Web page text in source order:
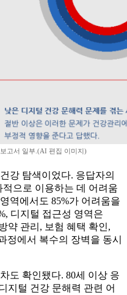
고서 일부.(AI 편집 이미지)
강 탐색이었다. 응답자의
으로 이용하는 데 어려움
역에서도 85%가 어려움을
디지털 접근성 영역은
약 관리, 보험 혜택 확인,
정에서 복수의 장벽을 동시
도 확인됐다. 80세 이상 응
지털 건강 문해력 관련 어